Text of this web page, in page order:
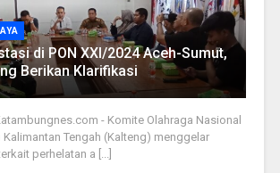
di PON XXI/2024 Aceh-Sumut,
Berikan Klarifikasi
- Komite Olahraga Nasional
Kalimantan Tengah (Kalteng) menggelar
perhelatan a [...]